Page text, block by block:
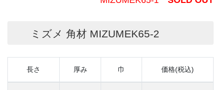
ミズメ 角材 MIZUMEK65-2
長さ 厚み 巾 価格(税込)